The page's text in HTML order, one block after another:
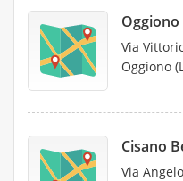
Oggiono
Via
Oggiono
Cisano
Via